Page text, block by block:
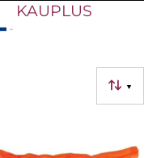
KAUPLUS
▼